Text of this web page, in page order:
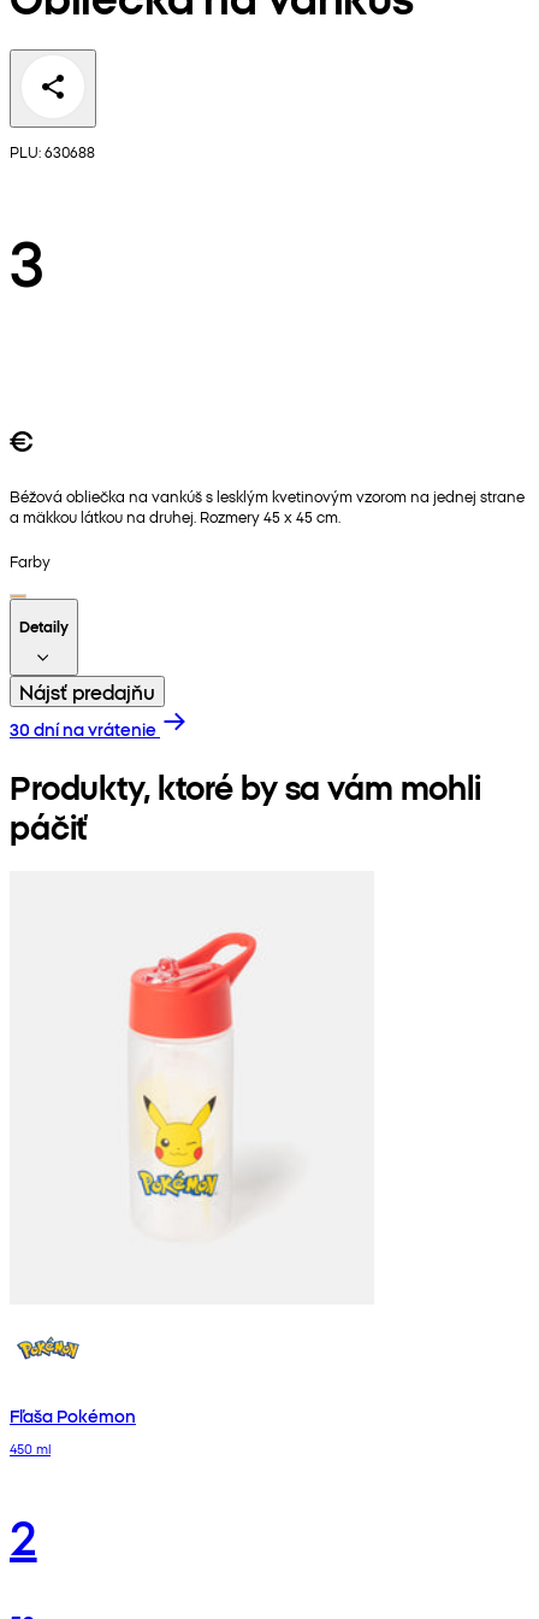
PLU: 630688
3
€
Béžová obliečka na vankúš s lesklým kvetinovým vzorom na jednej strane
a mäkkou látkou na druhej. Rozmery 45 x 45 cm.
Farby
Detaily
Nájsť predajňu
30 dní na vrátenie
Produkty, ktoré by sa vám mohli
páčiť
Fľaša Pokémon
450 ml
2